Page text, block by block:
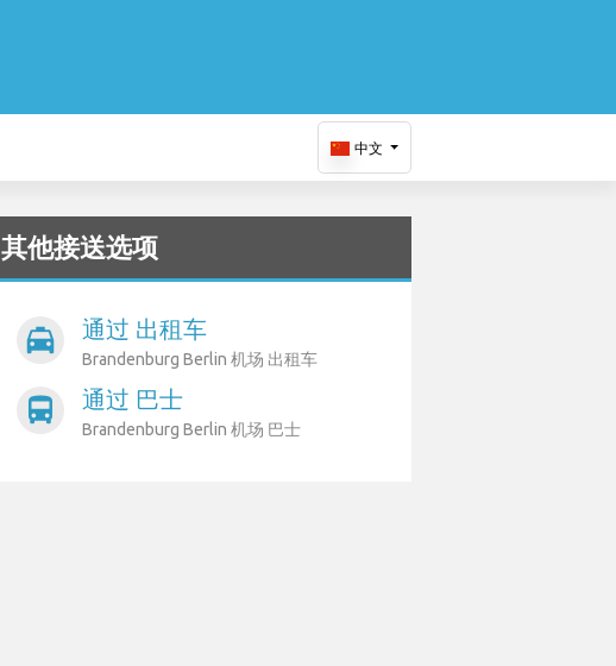
中文
其他接送选项
local_taxi 通过 出租车
Brandenburg Berlin 机场 出租车
directions_bus 通过 巴士
Brandenburg Berlin 机场 巴士